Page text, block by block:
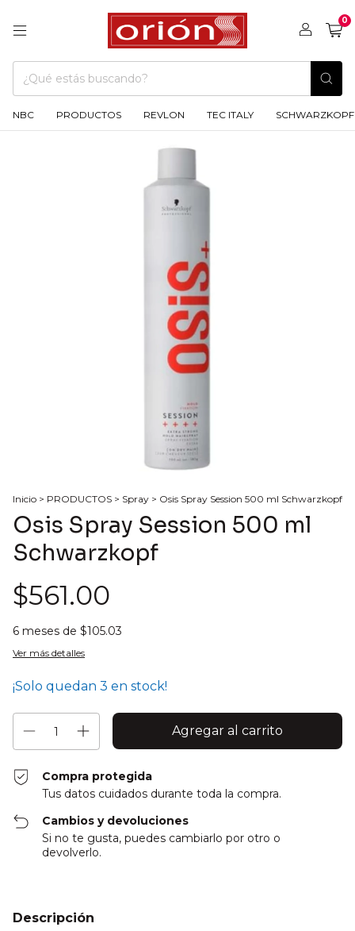
0
NBC PRODUCTOS REVLON TEC ITALY SCHWARZKOPF
Inicio > PRODUCTOS > Spray > Osis Spray Session 500 ml Schwarzkopf
Osis Spray Session 500 ml
Schwarzkopf
$561.00
6 meses de $105.03
Ver más detalles
¡Solo quedan 3 en stock!
Compra protegida
Tus datos cuidados durante toda la compra.
Cambios y devoluciones
Si no te gusta, puedes cambiarlo por otro o
devolverlo.
Descripción